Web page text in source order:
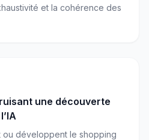
et la cohérence des
une découverte
ou développent le shopping